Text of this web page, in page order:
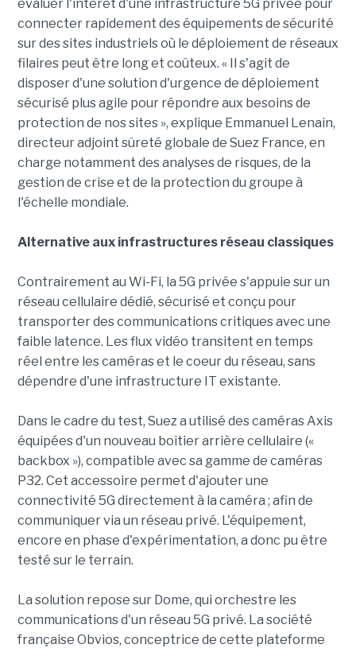
évaluer l'intérêt d'une infrastructure 5G privée pour
connecter rapidement des équipements de sécurité
sur des sites industriels où le déploiement de réseaux
filaires peut être long et coûteux. « Il s'agit de
disposer d'une solution d'urgence de déploiement
sécurisé plus agile pour répondre aux besoins de
protection de nos sites », explique Emmanuel Lenain,
directeur adjoint sûreté globale de Suez France, en
charge notamment des analyses de risques, de la
gestion de crise et de la protection du groupe à
l'échelle mondiale.
Alternative aux infrastructures réseau classiques
Contrairement au Wi-Fi, la 5G privée s'appuie sur un
réseau cellulaire dédié, sécurisé et conçu pour
transporter des communications critiques avec une
faible latence. Les flux vidéo transitent en temps
réel entre les caméras et le coeur du réseau, sans
dépendre d'une infrastructure IT existante.
Dans le cadre du test, Suez a utilisé des caméras Axis
équipées d'un nouveau boîtier arrière cellulaire («
backbox »), compatible avec sa gamme de caméras
P32. Cet accessoire permet d'ajouter une
connectivité 5G directement à la caméra ; afin de
communiquer via un réseau privé. L'équipement,
encore en phase d'expérimentation, a donc pu être
testé sur le terrain.
La solution repose sur Dome, qui orchestre les
communications d'un réseau 5G privé. La société
française Obvios, conceptrice de cette plateforme